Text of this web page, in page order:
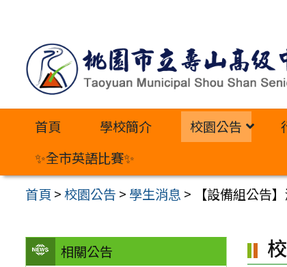
內
首頁 學校簡介 校園公告
✨全市英語比賽✨
首頁 >校園公告 > 學生消息 > 【設備組公告
相關公告